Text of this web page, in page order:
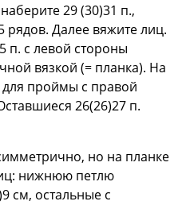
29 (30)31 п.,
рядов. Далее вяжите лиц.
п. с левой стороны
вязкой (= планка). На
для проймы с правой
26(26)27 п.
но на планке
нижнюю петлю
см, остальные с